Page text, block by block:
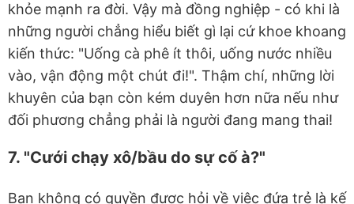
khỏe mạnh ra đời. Vậy mà đồng nghiệp - có khi là
những người chẳng hiểu biết gì lại cứ khoe khoang
kiến thức: "Uống cà phê ít thôi, uống nước nhiều
vào, vận động một chút đi!". Thậm chí, những lời
khuyên của bạn còn kém duyên hơn nữa nếu như
đối phương chẳng phải là người đang mang thai!
7. "Cưới chạy xô/bầu do sự cố à?"
Bạn không có quyền được hỏi về việc đứa trẻ là kế